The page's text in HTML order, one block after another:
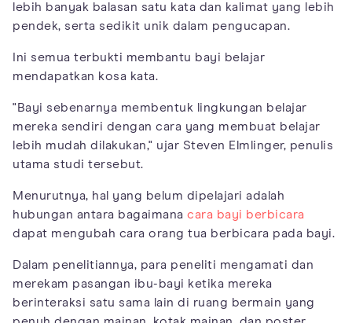
lebih banyak balasan satu kata dan kalimat yang lebih
pendek, serta sedikit unik dalam pengucapan.
Ini semua terbukti membantu bayi belajar
mendapatkan kosa kata.
"Bayi sebenarnya membentuk lingkungan belajar
mereka sendiri dengan cara yang membuat belajar
lebih mudah dilakukan," ujar Steven Elmlinger, penulis
utama studi tersebut.
Menurutnya, hal yang belum dipelajari adalah
hubungan antara bagaimana cara bayi berbicara
dapat mengubah cara orang tua berbicara pada bayi.
Dalam penelitiannya, para peneliti mengamati dan
merekam pasangan ibu-bayi ketika mereka
berinteraksi satu sama lain di ruang bermain yang